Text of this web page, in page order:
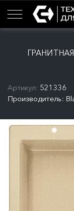
ГРАНИТНАЯ
Артикул: 521336
Производитель: